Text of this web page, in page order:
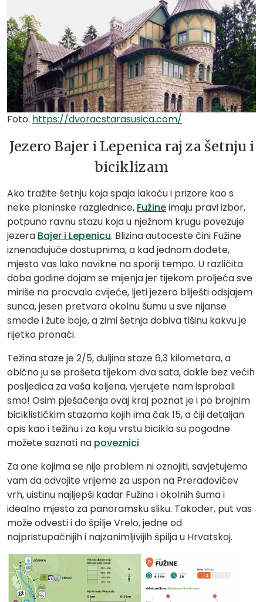
Foto: https://dvoracstarasusica.com/
Jezero Bajer i Lepenica raj za šetnju i
biciklizam
Ako tražite šetnju koja spaja lakoću i prizore kao s
neke planinske razglednice, Fužineimaju pravi izbor,
potpuno ravnu stazu koja u nježnom krugu povezuje
jezera Bajer i Lepenicu. Blizina autoceste čini Fužine
iznenađujuće dostupnima, a kad jednom dođete,
mjesto vas lako navikne na sporiji tempo. U različita
doba godine dojam se mijenja jer tijekom proljeća sve
miriše na procvalo cvijeće, ljeti jezero bliješti odsjajem
sunca, jesen pretvara okolnu šumu u sve nijanse
smeđe i žute boje, a zimi šetnja dobiva tišinu kakvu je
rijetko pronaći.
Težina staze je 2/5, duljina staze 6,3 kilometara, a
obično ju se prošeta tijekom dva sata, dakle bez većih
posljedica za vaša koljena, vjerujete nam isprobali
smo! Osim pješačenja ovaj kraj poznat je i po brojnim
biciklističkim stazama kojih ima čak 15, a čiji detaljan
opis kao i težinu i za koju vrstu bicikla su pogodne
možete saznati na poveznici.
Za one kojima se nije problem ni oznojiti, savjetujemo
vam da odvojite vrijeme za uspon na Preradovićev
vrh, uistinu najljepši kadar Fužina i okolnih šuma i
idealno mjesto za panoramsku sliku. Također, put vas
može odvesti i do špilje Vrelo, jedne od
najpristupačnijih i najzanimljivijih špilja u Hrvatskoj.